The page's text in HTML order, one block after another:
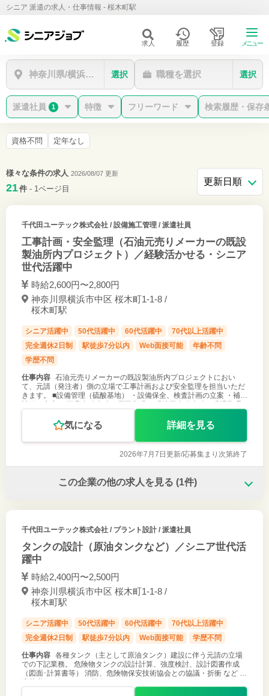
シニア 派遣の求人・仕事情報 - 桜木町駅
求人 履歴 登録 メニュー
神奈川県/横浜市中区/桜木町駅
選択 職種を選択 選択
派遣社員 1 特徴 フリーワード 検索履歴・保存
資格不問 定年なし
様々な条件の求人 2026/08/07 更新
21件 - 1ページ目
千代田ユーテック株式会社/ 設備施工管理 / 派遣社員
工事計画・安全監理（石油元売りメーカーの既設
製油所内プロジェクト）／経験活かせる・シニア
世代活躍中
時給2,600円〜2,800円
神奈川県横浜市中区 桜木町1-1-8 /
桜木町駅
シニア活躍中 50代活躍中 60代活躍中
70代以上活躍中
完全週休2日制
駅徒歩7分以内 Web面接可能
年齢不問
学歴不問
仕事内容 石油元売りメーカーの既設製油所内プロジェクトにおい
て、元請（発注者）側の立場で工事計画および安全監理を担当いただ
きます。 ■設備管理（硫酸基地） ・設備保全、検査計画の立案 ・補修
気になる 詳細を見る
2026年7月7日更新/応募集まり次第終了
この企業の他の求人を見る (1件)
千代田ユーテック株式会社/ プラント設計 / 派遣社員
タンクの設計（原油タンクなど）／シニア世代活
躍中
時給2,400円〜2,500円
神奈川県横浜市中区 桜木町1-1-8 /
桜木町駅
シニア活躍中 50代活躍中 60代活躍中
70代以上活躍中
完全週休2日制
駅徒歩7分以内 Web面接可能 学歴不問
仕事内容 各種タンク（主として原油タンク）建設に伴う元請の立場
での下記業務。 危険物タンクの設計計算、強度検討、設計図書作成
（図面･計算書等） 消防、危険物保安技術協会との協議・折衝 など ＊
応募必須スキル ・PC操作（Auto CAD、エクセル、ワード、メール）
＊監